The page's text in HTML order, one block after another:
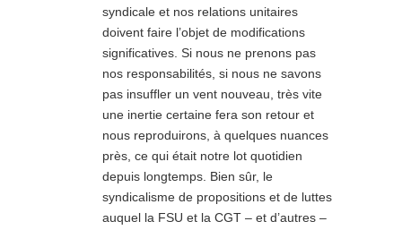
syndicale et nos relations unitaires
doivent faire l’objet de modifications
significatives. Si nous ne prenons pas
nos responsabilités, si nous ne savons
pas insuffler un vent nouveau, très vite
une inertie certaine fera son retour et
nous reproduirons, à quelques nuances
près, ce qui était notre lot quotidien
depuis longtemps. Bien sûr, le
syndicalisme de propositions et de luttes
auquel la FSU et la CGT – et d’autres –